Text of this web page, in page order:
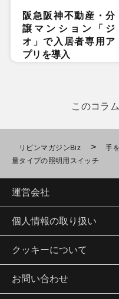
阪急阪神不動産・分
譲マンション「ジ
オ」で入居者専用ア
プリを導入
このコラ
リビンマガジンBiz >
手
量タイプの照明用スイッチ
運営会社
個人情報の取り扱い
クッキーについて
お問い合わせ